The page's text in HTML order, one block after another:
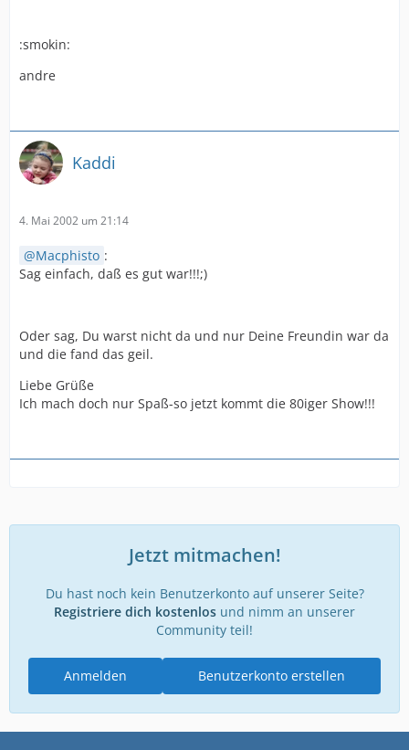
:smokin:
andre
Kaddi
4. Mai 2002 um 21:14
Macphisto :
Sag einfach, daß es gut war!!!;)
Oder sag, Du warst nicht da und nur Deine Freundin war da
und die fand das geil.
Liebe Grüße
Ich mach doch nur Spaß-so jetzt kommt die 80iger Show!!!
Jetzt mitmachen!
Du hast noch kein Benutzerkonto auf unserer Seite?
Registriere dich kostenlos und nimm an unserer
Community teil!
Benutzerkonto erstellen
Anmelden